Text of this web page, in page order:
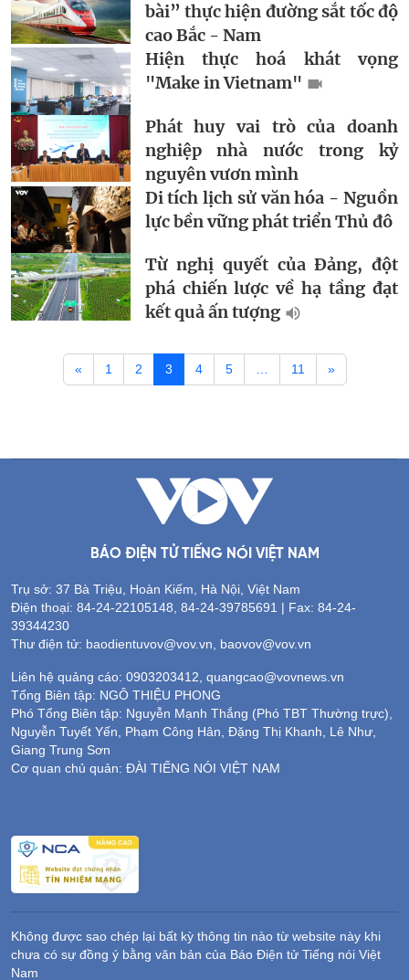
bài” thực hiện đường sắt tốc độ
cao Bắc - Nam
Hiện thực hoá khát vọng
"Make in Vietnam"
Phát huy vai trò của doanh
nghiệp nhà nước trong kỷ
nguyên vươn mình
Di tích lịch sử văn hóa - Nguồn
lực bền vững phát triển Thủ đô
Từ nghị quyết của Đảng, đột
phá chiến lược về hạ tầng đạt
kết quả ấn tượng
« 1 2 3 4 5 … 11 »
BÁO ĐIỆN TỬ TIẾNG NÓI VIỆT NAM
Trụ sở: 37 Bà Triệu, Hoàn Kiếm, Hà Nội, Việt Nam
Điện thoại: 84-24-22105148, 84-24-39785691 | Fax: 84-24-
39344230
Thư điện tử: baodientuvov@vov.vn, baovov@vov.vn
Liên hệ quảng cáo: 0903203412, quangcao@vovnews.vn
Tổng Biên tập: NGÔ THIỆU PHONG
Phó Tổng Biên tập: Nguyễn Mạnh Thắng (Phó TBT Thường trực),
Nguyễn Tuyết Yến, Phạm Công Hân, Đặng Thị Khanh, Lê Như,
Giang Trung Sơn
Cơ quan chủ quản: ĐÀI TIẾNG NÓI VIỆT NAM
Không được sao chép lại bất kỳ thông tin nào từ website này khi
chưa có sự đồng ý bằng văn bản của Báo Điện tử Tiếng nói Việt
Nam